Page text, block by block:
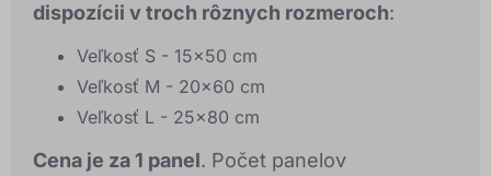
dispozícii v troch rôznych rozmeroch:
Veľkosť S - 15x50 cm
Veľkosť M - 20x60 cm
Veľkosť L - 25x80 cm
Cena je za 1 panel. Počet panelov